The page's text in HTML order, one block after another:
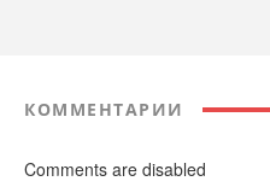
КОММЕНТАРИИ
Comments are disabled